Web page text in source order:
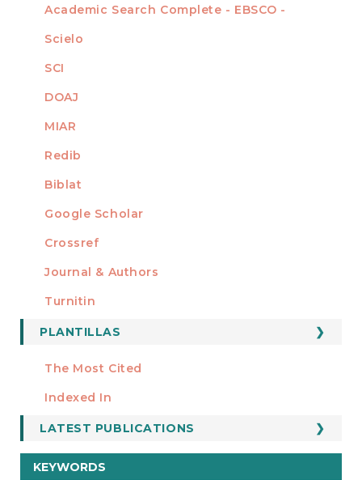
Academic Search Complete - EBSCO -
Scielo
SCI
DOAJ
MIAR
Redib
Biblat
Google Scholar
MIEMBRO DE
Crossref
Journal & Authors
Turnitin
FORMATOS
PLANTILLAS
Manuscript Template
ESTADÍSTICOS
The Most Cited
Indexed In
LATEST PUBLICATIONS
KEYWORDS